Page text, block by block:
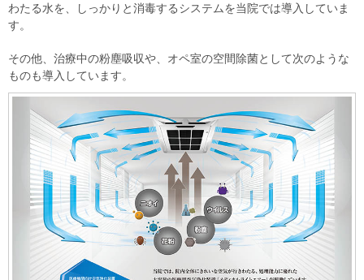
わたる水を、しっかりと消毒するシステムを当院では導入していま
す。
その他、治療中の粉塵吸収や、オペ室の空間除菌として次のような
ものも導入しています。